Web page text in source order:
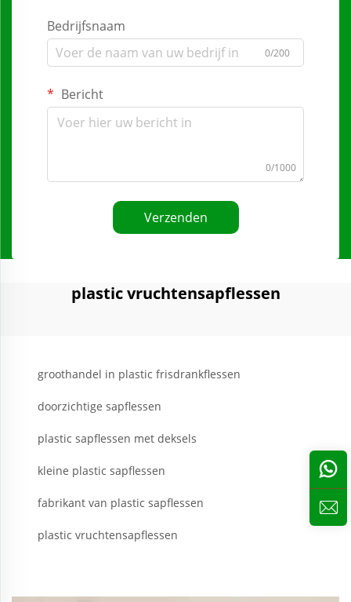
Bedrijfsnaam
0/200
Bericht
0/1000
Verzenden
plastic vruchtensapflessen
groothandel in plastic frisdrankflessen
doorzichtige sapflessen
plastic sapflessen met deksels
kleine plastic sapflessen
fabrikant van plastic sapflessen
plastic vruchtensapflessen